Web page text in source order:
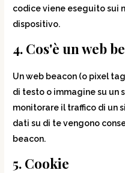
codice viene eseguito sui
dispositivo.
4. Cos'è un web
Un web beacon (o pixel
di testo o immagine su un
monitorare il traffico di un
dati su di te vengono
beacon.
5. Cookie